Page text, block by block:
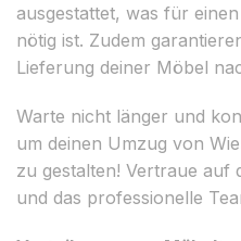
ausgestattet, was für
nötig ist. Zudem
Lieferung deiner Möbel
Warte nicht länger und
um deinen Umzug von
zu gestalten! Vertraue auf
und das professionelle